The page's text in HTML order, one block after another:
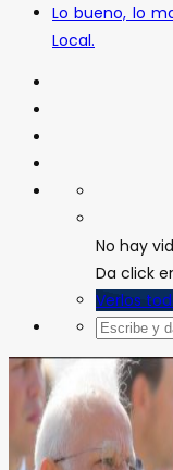
Lo bueno, lo
Local.
No hay
Da click
Verlos